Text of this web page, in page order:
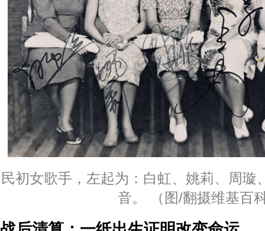
民初女歌手，左起为：白虹、姚莉、周璇
音。 （图/翻摄维基百